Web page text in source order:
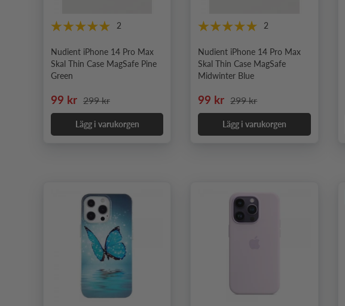
2
Nudient iPhone 14 Pro Max
Skal Thin Case MagSafe Pine
Green
Nedsatt pris
99 kr Ordinarie pris
299 kr
Lägg i varukorgen
2
Nudient iPhone 14 Pro Max
Skal Thin Case MagSafe
Midwinter Blue
Nedsatt pris
99 kr Ordinarie pris
299 kr
Lägg i varukorgen